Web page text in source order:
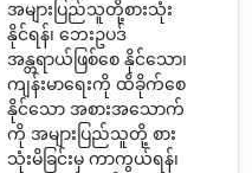
အများပြည်သူတို့စားသုံး
နိုင်ရန်၊ ဘေးဥပဒ်
အန္တရာယ်ဖြစ်စေ နိုင်သော၊
ကျန်းမာရေးကို ထိခိုက်စေ
နိုင်သော အစားအသောက်
ကို အများပြည်သူတို့ စား
သုံးမိခြင်းမှ ကာကွယ်ရန်၊